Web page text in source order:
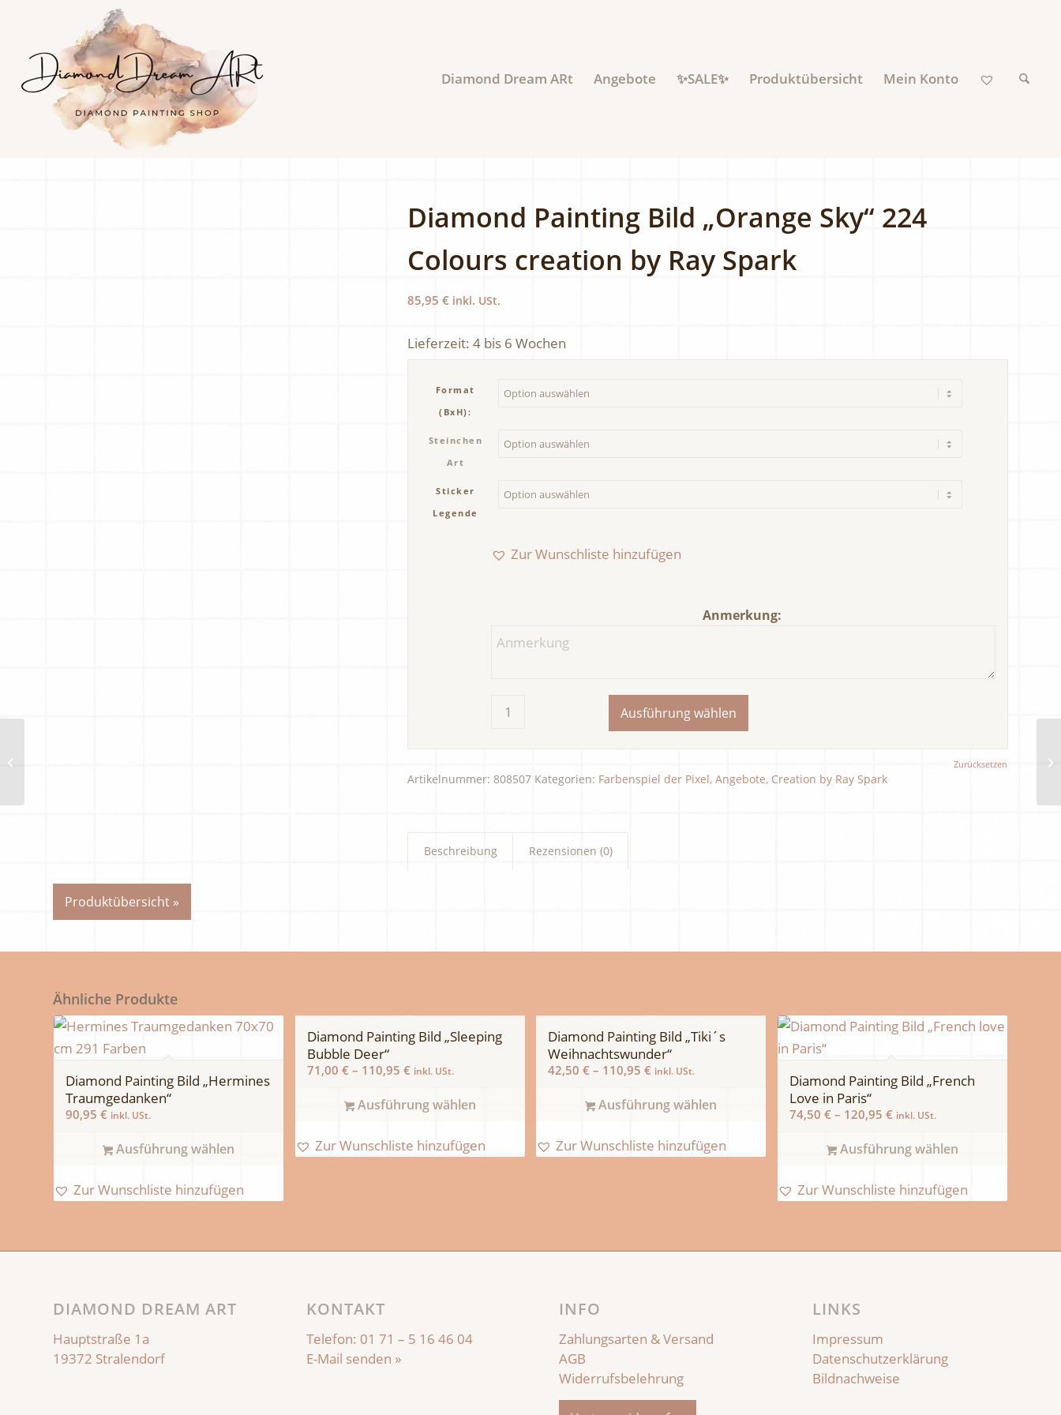
Diamond Dream ARt Angebote ✨SALE✨ Produktübersicht Mein Konto
Diamond Painting Bild „Orange Sky“ 224
Colours creation by Ray Spark
85,95€ inkl. USt.
Lieferzeit:4 bis 6 Wochen
Format
(BxH):
Steinchen
Art
Sticker
Legende
Zurücksetzen
Zur Wunschliste hinzufügen
Anmerkung:
Ausführung wählen
Artikelnummer:808507 Kategorien: Farbenspiel der Pixel,Angebote, Creation by Ray Spark
Beschreibung Rezensionen (0)
Produktübersicht »
Ähnliche Produkte
Diamond Painting Bild „Hermines
Traumgedanken“
90,95 € inkl. USt.
Ausführung wählen
Zur Wunschliste hinzufügen
Diamond Painting Bild „Sleeping
Bubble Deer“
71,00 € – 110,95 € inkl. USt.
Ausführung wählen
Zur Wunschliste hinzufügen
Diamond Painting Bild „Tiki´s
Weihnachtswunder“
42,50€ – 110,95€ inkl. USt.
Ausführung wählen
Zur Wunschliste hinzufügen
Diamond Painting Bild „French
Love in Paris“
74,50 € – 120,95 € inkl. USt.
Ausführung wählen
Zur Wunschliste hinzufügen
DIAMOND DREAM ART
Hauptstraße 1a
19372 Stralendorf
KONTAKT
Telefon: 01 71 – 5 16 46 04
E-Mail senden »
INFO
Zahlungsarten & Versand
AGB
Widerrufsbelehrung
LINKS
Impressum
Datenschutzerklärung
Bildnachweise